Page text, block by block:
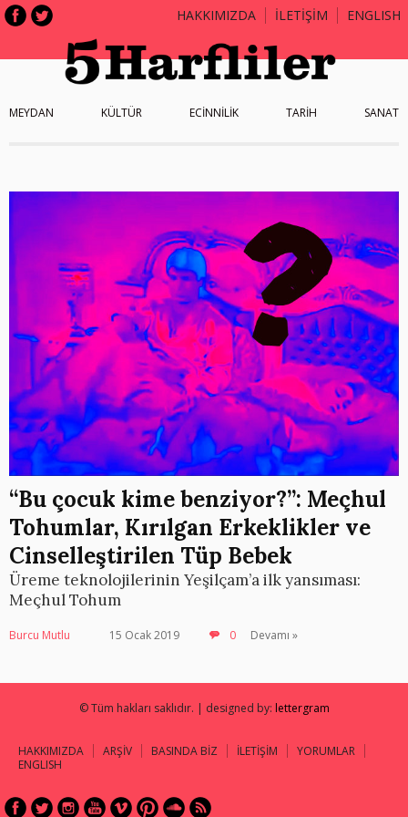
HAKKIMIZDA İLETİŞİM ENGLISH
MEYDAN KÜLTÜR ECİNNİLİK TARİH SANAT
“Bu çocuk kime benziyor?”: Meçhul
Tohumlar, Kırılgan Erkeklikler ve
Cinselleştirilen Tüp Bebek
Üreme teknolojilerinin Yeşilçam’a ilk yansıması:
Meçhul Tohum
Burcu Mutlu 15 Ocak 2019 0 Devamı »
© Tüm hakları saklıdır. | designed by: lettergram
HAKKIMIZDA ARŞİV BASINDA BİZ İLETİŞİM
YORUMLAR
ENGLISH